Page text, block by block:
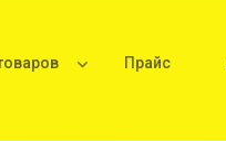
Прайс